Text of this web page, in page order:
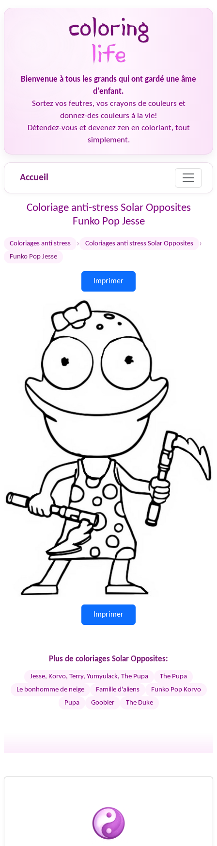
Bienvenue à tous les grands qui ont gardé une âme
d'enfant.
Sortez vos feutres, vos crayons de couleurs et
donnez-des couleurs à la vie!
Détendez-vous et devenez zen en coloriant, tout
simplement.
Accueil
Coloriage anti-stress Solar Opposites
Funko Pop Jesse
Coloriages anti stress › Coloriages anti stress Solar Opposites ›
Funko Pop Jesse
Imprimer
Imprimer
Plus de coloriages Solar Opposites:
Jesse, Korvo, Terry, Yumyulack, The Pupa
The Pupa
Le bonhomme de neige
Famille d'aliens
Funko Pop Korvo
Pupa
Goobler The Duke